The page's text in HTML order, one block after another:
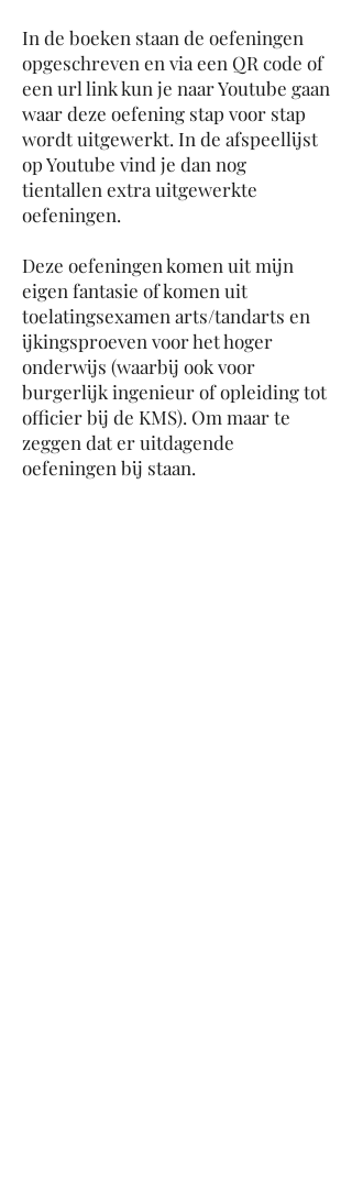
In de boeken staan de oefeningen
opgeschreven en via een QR code of
een url link kun je naar Youtube gaan
waar deze oefening stap voor stap
wordt uitgewerkt. In de afspeellijst
op Youtube vind je dan nog
tientallen extra uitgewerkte
oefeningen.
Deze oefeningen komen uit mijn
eigen fantasie of komen uit
toelatingsexamen arts/tandarts en
ijkingsproeven voor het hoger
onderwijs (waarbij ook voor
burgerlijk ingenieur of opleiding tot
officier bij de KMS). Om maar te
zeggen dat er uitdagende
oefeningen bij staan.